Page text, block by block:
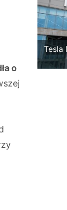
o
Tesla